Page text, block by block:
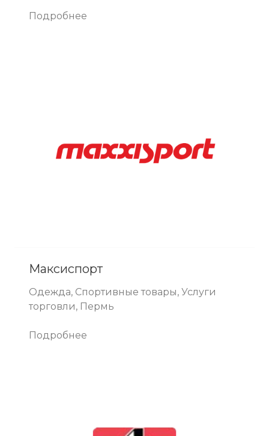
Подробнее
Максиспорт
Одежда, Спортивные товары, Услуги
торговли, Пермь
Подробнее